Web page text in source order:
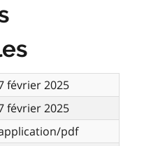
février 2025
février 2025
pdf